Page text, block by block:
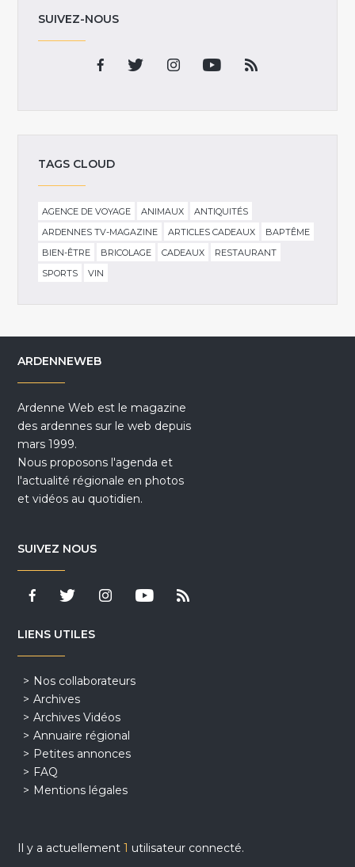
SUIVEZ-NOUS
TAGS CLOUD
AGENCE DE VOYAGE ANIMAUX
ANTIQUITÉS
ARDENNES TV-MAGAZINE
ARTICLES CADEAUX
BAPTÊME
BIEN-ÊTRE
BRICOLAGE CADEAUX
RESTAURANT
SPORTS
VIN
ARDENNEWEB
Ardenne Web est le magazine
des ardennes sur le web depuis
mars 1999.
Nous proposons l'agenda et
l'actualité régionale en photos
et vidéos au quotidien.
SUIVEZ NOUS
LIENS UTILES
Nos collaborateurs
Archives
Archives Vidéos
Annuaire régional
Petites annonces
FAQ
Mentions légales
Il y a actuellement1 utilisateur connecté.